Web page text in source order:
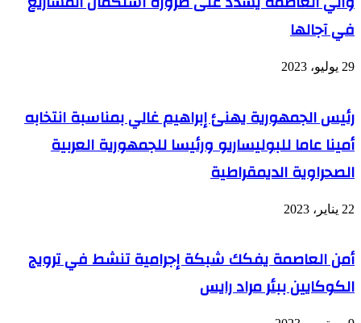
في آجالها
29 يوليو، 2023
رئيس الجمهورية يهنئ إبراهيم غالي بمناسبة انتخابه
أمينا عاما للبوليساريو ورئيسا للجمهورية العربية
الصحراوية الديمقراطية
22 يناير، 2023
أمن العاصمة يفكك شبكة إجرامية تنشط في ترويج
الكوكايين ببئر مراد رايس